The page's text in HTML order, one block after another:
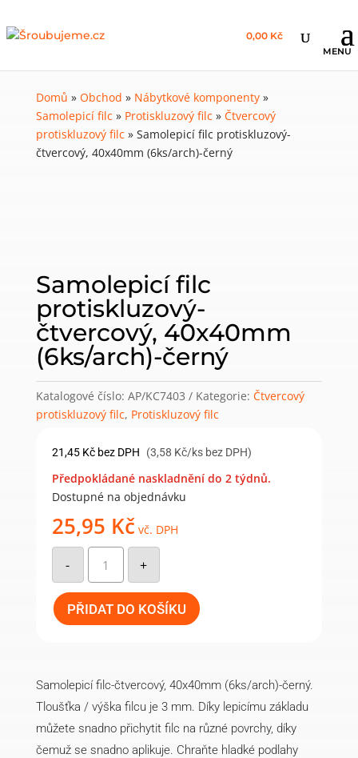
0,00 Kč
Domů » Obchod » Nábytkové komponenty»
Samolepicí filc » Protiskluzový filc » Čtvercový
protiskluzový filc » Samolepicí filc protiskluzový-
čtvercový, 40x40mm (6ks/arch)-černý
Samolepicí filc
protiskluzový-
čtvercový, 40x40mm
(6ks/arch)-černý
Katalogové číslo: AP/KC7403 Kategorie: Čtvercový
protiskluzový filc, Protiskluzový filc
21,45 Kč bez DPH (3,58 Kč/ks bez DPH)
Předpokládané naskladnění do 2 týdnů.
Dostupné na objednávku
25,95 Kč vč. DPH
-
Samolepicí
protiskluzový-
čtvercový,
40x40mm
(6ks/arch)-
černý
množství
+
PŘIDAT DO KOŠÍKU
Samolepicí filc-čtvercový, 40x40mm (6ks/arch)-černý.
Tloušťka / výška filcu je 3 mm. Díky lepicímu základu
můžete snadno přichytit filc na různé povrchy, díky
čemuž se snadno aplikuje. Chraňte hladké podlahy